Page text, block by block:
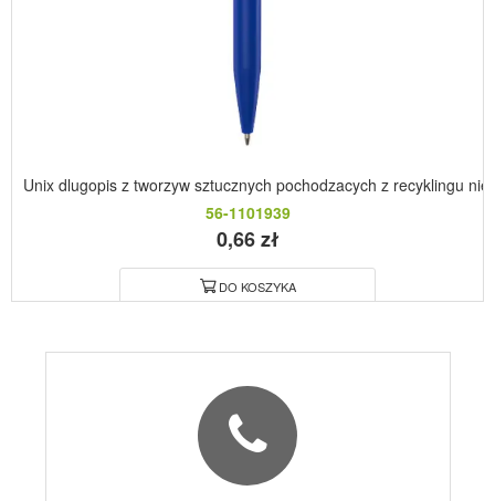
Unix dlugopis z tworzyw sztucznych pochodzacych z recyklingu
56-1101939
0,66 zł
DO KOSZYKA